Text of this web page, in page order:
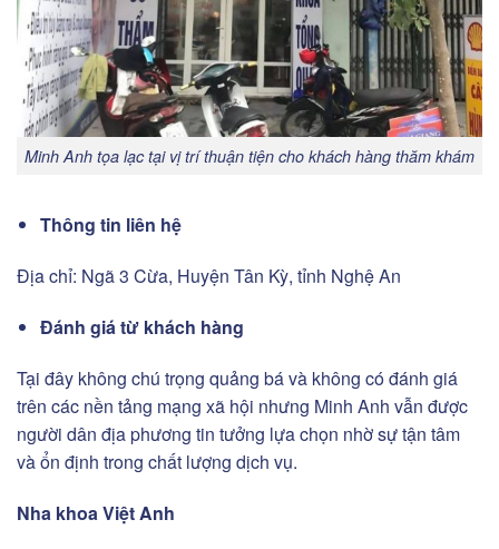
Minh Anh tọa lạc tại vị trí thuận tiện cho khách hàng thăm khám
Thông tin liên hệ
Địa chỉ: Ngã 3 Cừa, Huyện Tân Kỳ, tỉnh Nghệ An
Đánh giá từ khách hàng
Tại đây không chú trọng quảng bá và không có đánh giá
trên các nền tảng mạng xã hội nhưng Minh Anh vẫn được
người dân địa phương tin tưởng lựa chọn nhờ sự tận tâm
và ổn định trong chất lượng dịch vụ.
Nha khoa Việt Anh